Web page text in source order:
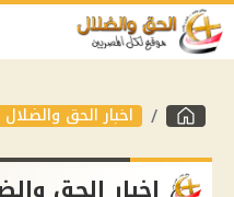
اخبار الحق والضلال